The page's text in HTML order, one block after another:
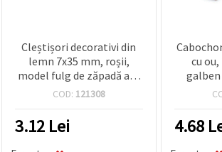
Cleștișori decorativi din
lemn 7x35 mm, roșii,
model fulg de zăpadă alb
- 5 bucăți
COD: 121308
3.12 Lei
cu
galben
4.68